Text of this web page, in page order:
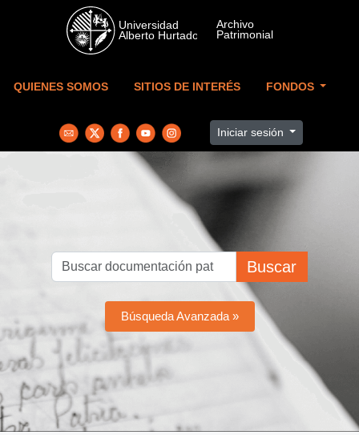
Skip to main content
QUIENES SOMOS SITIOS DE INTERÉS FONDOS
Iniciar sesión
Buscar
Búsqueda Avanzada »